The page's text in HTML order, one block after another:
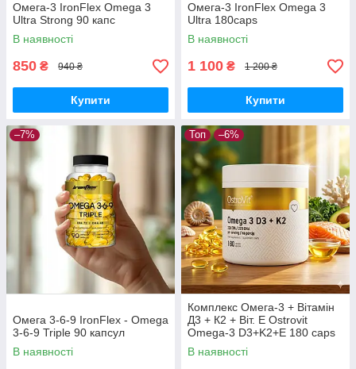
Омега-3 IronFlex Omega 3
Ultra Strong 90 капс
В наявності
850 ₴ 940 ₴
Купити
Омега-3 IronFlex Omega 3
Ultra 180caps
В наявності
1 100 ₴ 1 200 ₴
Купити
–7%
Омега 3-6-9 IronFlex - Omega
3-6-9 Triple 90 капсул
В наявності
Топ –6%
Комплекс Омега-3 + Вітамін
Д3 + К2 + Віт. Е Ostrovit
Omega-3 D3+K2+Е 180 caps
В наявності